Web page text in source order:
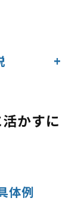
+
かすに
体例